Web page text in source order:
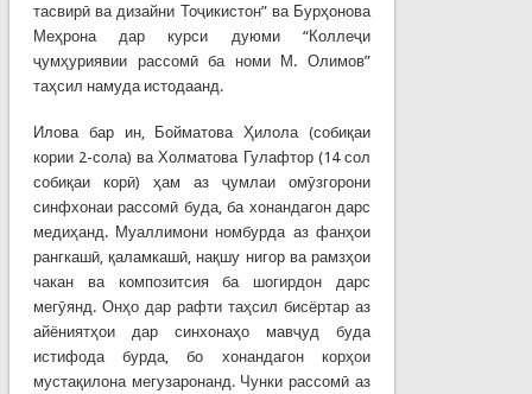
тасвирӣ ва дизайни Тоҷикистон” ва Бурҳонова
Меҳрона дар курси дуюми “Коллеҷи
ҷумҳуриявии рассомӣ ба номи М. Олимов”
таҳсил намуда истодаанд.
Илова бар ин, Бойматова Ҳилола (собиқаи
кории 2-сола) ва Холматова Гулафтор (14 сол
собиқаи корӣ) ҳам аз ҷумлаи омӯзгорони
синфхонаи рассомӣ буда, ба хонандагон дарс
медиҳанд. Муаллимони номбурда аз фанҳои
рангкашӣ, қаламкашӣ, нақшу нигор ва рамзҳои
чакан ва композитсия ба шогирдон дарс
мегӯянд. Онҳо дар рафти таҳсил бисёртар аз
айёниятҳои дар синхонаҳо мавҷуд буда
истифода бурда, бо хонандагон корҳои
мустақилона мегузаронанд. Чунки рассомӣ аз